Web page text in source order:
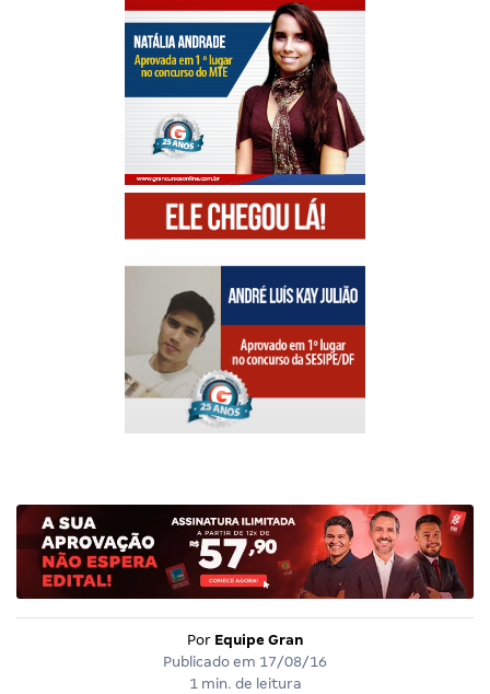
Por Equipe Gran
Publicado em 17/08/16
1 min. de leitura